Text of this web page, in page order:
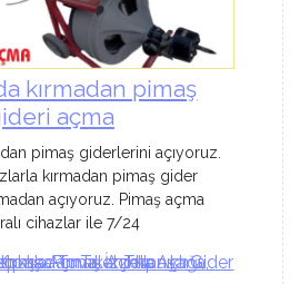
kırmadan pimaş
açma
pimaş giderlerini açıyoruz.
kırmadan pimaş gider
açıyoruz. Pimaş açma
cihazlar ile 7/24